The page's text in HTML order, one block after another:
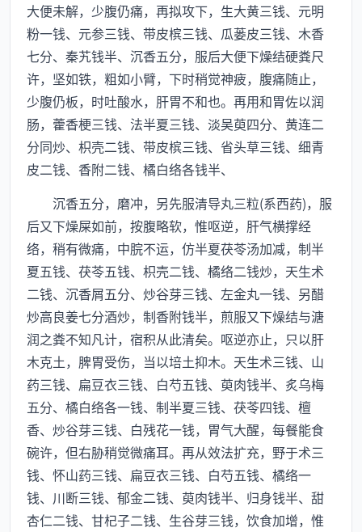
大便未解，少腹仍痛，再拟攻下，生大黄三钱、元明
粉一钱、元参三钱、带皮槟三钱、瓜蒌皮三钱、木香
七分、秦艽钱半、沉香五分，服后大便下燥结硬粪尺
许，坚如铁，粗如小臂，下时稍觉神疲，腹痛随止，
少腹仍板，时吐酸水，肝胃不和也。再用和胃佐以润
肠，藿香梗三钱、法半夏三钱、淡吴萸四分、黄连二
分同炒、枳壳二钱、带皮槟三钱、省头草三钱、细青
皮二钱、香附二钱、橘白络各钱半、
沉香五分，磨冲，另先服清导丸三粒(系西药)，服
后又下燥屎如前，按腹略软，惟呕逆，肝气横撑经
络，稍有微痛，中脘不运，仿半夏茯苓汤加减，制半
夏五钱、茯苓五钱、枳壳二钱、橘络二钱炒，天生术
二钱、沉香屑五分、炒谷芽三钱、左金丸一钱、另醋
炒高良姜七分酒炒，制香附钱半，煎服又下燥结与溏
润之粪不知凡计，宿积从此清矣。呕逆亦止，只以肝
木克土，脾胃受伤，当以培土抑木。天生术三钱、山
药三钱、扁豆衣三钱、白芍五钱、萸肉钱半、炙乌梅
五分、橘白络各一钱、制半夏三钱、茯苓四钱、檀
香、炒谷芽三钱、白残花一钱，胃气大醒，每餐能食
碗许，但右胁稍觉微痛耳。再从效法扩充，野于术三
钱、怀山药三钱、扁豆衣三钱、白芍五钱、橘络一
钱、川断三钱、郁金二钱、萸肉钱半、归身钱半、甜
杏仁二钱、甘杞子二钱、生谷芽三钱，饮食加增，惟